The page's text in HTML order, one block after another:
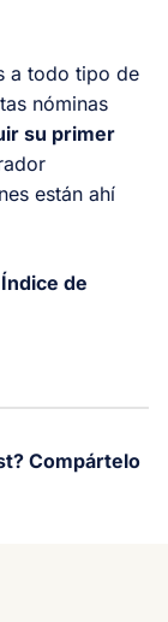
a todo tipo de
nóminas
su primer
están ahí
de
Compártelo